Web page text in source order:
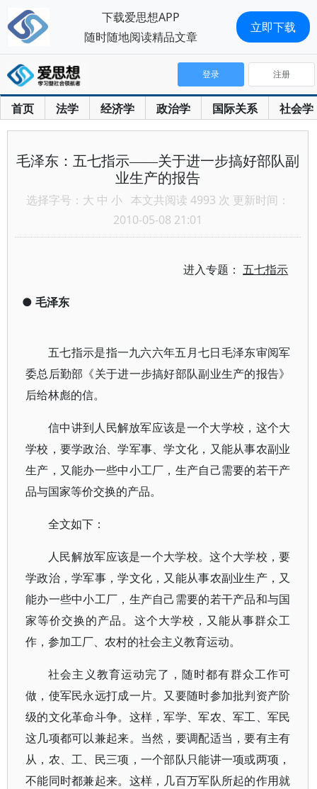
首页 法学 经济学 政治学 国际关系 社会学
登录 注册
毛泽东：五七指示——关于进一步搞好部队副
业生产的报告
选择字号： 大 中 小 本文共阅读 4993 次 更新时间：
2010-05-08 21:01
进入专题：五七指示
● 毛泽东
五七指示是指一九六六年五月七日毛泽东审阅军
委总后勤部《关于进一步搞好部队副业生产的报告》
后给林彪的信。
信中讲到人民解放军应该是一个大学校，这个大
学校，要学政治、学军事、学文化，又能从事农副业
生产，又能办一些中小工厂，生产自己需要的若干产
品与国家等价交换的产品。
全文如下：
人民解放军应该是一个大学校。这个大学校，要
学政治，学军事，学文化，又能从事农副业生产，又
能办一些中小工厂，生产自己需要的若干产品和与国
家等价交换的产品。这个大学校，又能从事群众工
作，参加工厂、农村的社会主义教育运动。
社会主义教育运动完了，随时都有群众工作可
做，使军民永远打成一片。又要随时参加批判资产阶
级的文化革命斗争。这样，军学、军农、军工、军民
这几项都可以兼起来。当然，要调配适当，要有主有
从，农、工、民三项，一个部队只能讲一项或两项，
不能同时都兼起来。这样，几百万军队所起的作用就
下载爱思想APP
随时随地阅读精品文章
立即下载